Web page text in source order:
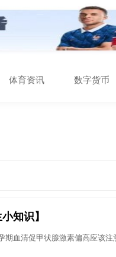
体育资讯 数字货币
知识】
期血清促甲状腺激素偏高应该注